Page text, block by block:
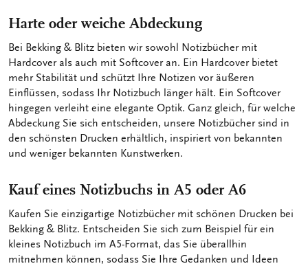
Harte oder weiche Abdeckung
Bei Bekking & Blitz bieten wir sowohl Notizbücher mit
Hardcover als auch mit Softcover an. Ein Hardcover bietet
mehr Stabilität und schützt Ihre Notizen vor äußeren
Einflüssen, sodass Ihr Notizbuch länger hält. Ein Softcover
hingegen verleiht eine elegante Optik. Ganz gleich, für welche
Abdeckung Sie sich entscheiden, unsere Notizbücher sind in
den schönsten Drucken erhältlich, inspiriert von bekannten
und weniger bekannten Kunstwerken.
Kauf eines Notizbuchs in A5 oder A6
Kaufen Sie einzigartige Notizbücher mit schönen Drucken bei
Bekking & Blitz. Entscheiden Sie sich zum Beispiel für ein
kleines Notizbuch im A5-Format, das Sie überallhin
mitnehmen können, sodass Sie Ihre Gedanken und Ideen